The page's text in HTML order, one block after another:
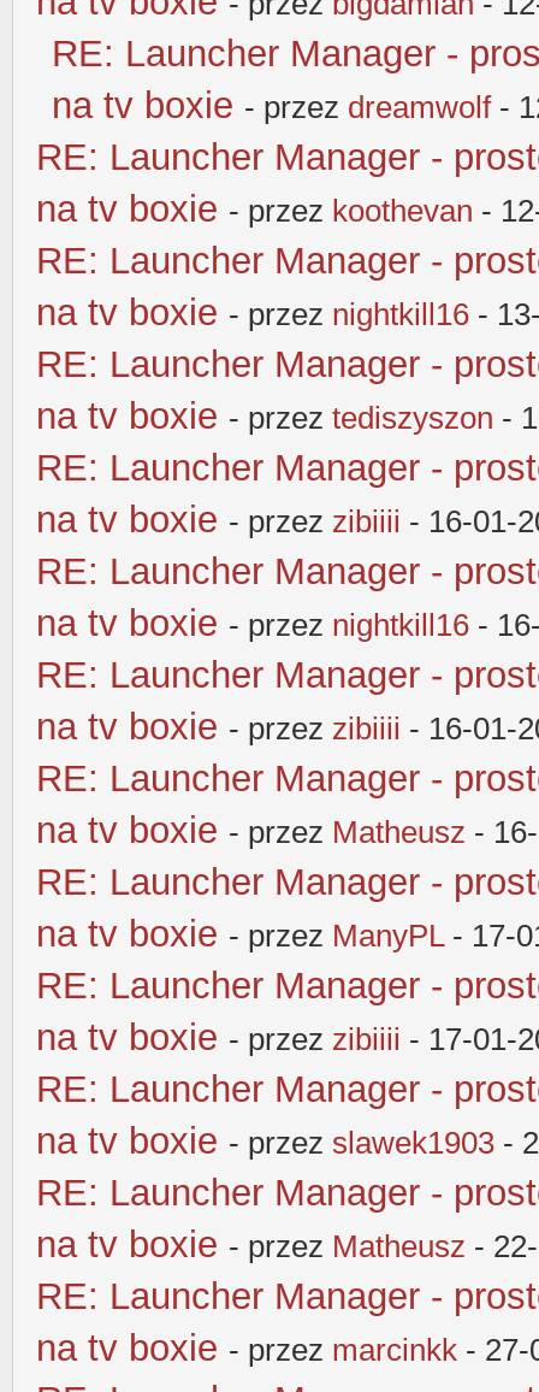
RE: Launcher Manager -
na tv boxie - przez dreamwolf-
RE: Launcher Manager -
na tv boxie - przez koothevan -
RE: Launcher Manager -
na tv boxie - przez nightkill16 -
RE: Launcher Manager -
na tv boxie - przez tediszyszon -
RE: Launcher Manager -
na tv boxie - przez zibiiii - 16-01-
RE: Launcher Manager -
na tv boxie - przez nightkill16 -
RE: Launcher Manager -
na tv boxie - przez zibiiii - 16-01-
RE: Launcher Manager -
na tv boxie - przez Matheusz -
RE: Launcher Manager -
na tv boxie - przez ManyPL- 17-
RE: Launcher Manager -
na tv boxie - przez zibiiii - 17-01-
RE: Launcher Manager -
na tv boxie - przez slawek1903 -
RE: Launcher Manager -
na tv boxie - przez Matheusz -
RE: Launcher Manager -
na tv boxie - przez marcinkk - 27-